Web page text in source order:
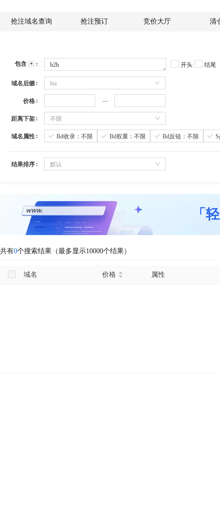
抢注域名查询 抢注预订 竞价大厅 清
包含 开头 结尾
域名后缀 biz
价格
距离下架 不限
域名属性 Bd收录：不限 Bd权重：不限 Bd反链：不限
结果排序 默认
「
共有0个搜索结果（最多显示10000个结果）
域名 价格 属性